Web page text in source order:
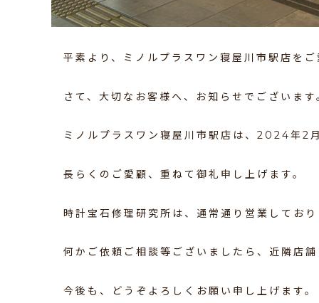
平素より、ミノルプラスワン寝屋川市駅店を
さて、大切なお客様へ、お知らせでございます
ミノルプラスワン寝屋川市駅店は、2024年2
長らくのご愛顧、重ねて御礼申し上げます。
時計宝石修理研究所は、通常通り営業してお
何かご依頼ご相談等ございましたら、近隣店
今後も、どうぞよろしくお願い申し上げます。